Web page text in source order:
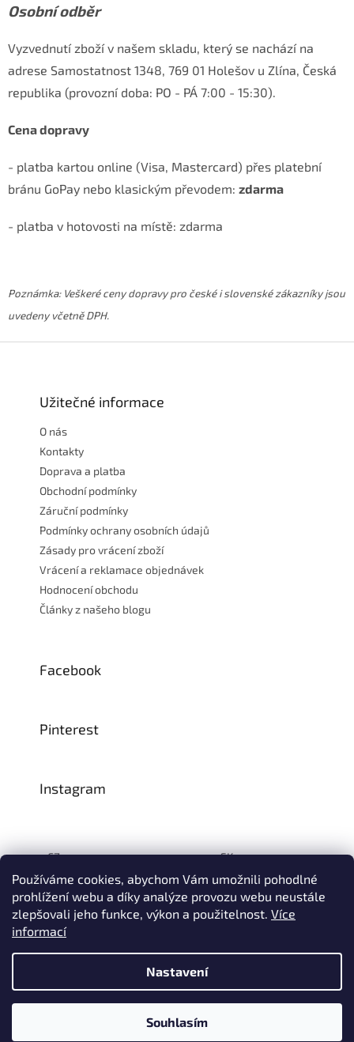
Používáme cookies, abychom Vám umožnili pohodlné
prohlížení webu a díky analýze provozu webu neustále
zlepšovali jeho funkce, výkon a použitelnost. Více
informací
Nastavení
Souhlasím
Na přelomu července a srpna může dojít k určitému zpoždění
dodávek zboží do našeho skladu, a tím i k prodloužení termínu
doručení Vaší objednávky, a to z důvodu celozávodních
dovolených našich slovinských dodavatelů. Děkujeme za
Osobní odběr
Vyzvednutí zboží v našem skladu, který se nachází na
adrese Samostatnost 1348, 769 01 Holešov u Zlína, Česká
republika (provozní doba: PO - PÁ 7:00 - 15:30).
Cena dopravy
- platba kartou online (Visa, Mastercard) přes platební
bránu GoPay nebo klasickým převodem: zdarma
- platba v hotovosti na místě: zdarma
Poznámka: Veškeré ceny dopravy pro české i slovenské zákazníky jsou
uvedeny včetně DPH.
Užitečné informace
O nás
Kontakty
Doprava a platba
Obchodní podmínky
Záruční podmínky
Podmínky ochrany osobních údajů
Zásady pro vrácení zboží
Vrácení a reklamace objednávek
Hodnocení obchodu
Články z našeho blogu
Facebook
Pinterest
Instagram
CZ: SK:
Vytvořil Shoptet